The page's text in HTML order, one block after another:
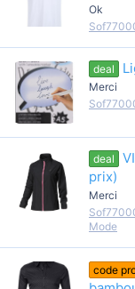
Ok
deal
Merci
deal
prix)
Merci
Mode
code